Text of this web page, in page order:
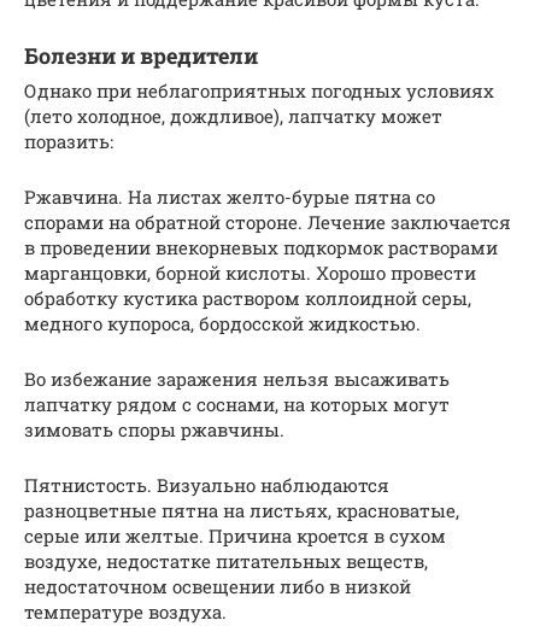
Болезни и вредители
Однако при неблагоприятных погодных условиях
(лето холодное, дождливое), лапчатку может
поразить:
Ржавчина. На листах желто-бурые пятна со
спорами на обратной стороне. Лечение заключается
в проведении внекорневых подкормок растворами
марганцовки, борной кислоты. Хорошо провести
обработку кустика раствором коллоидной серы,
медного купороса, бордосской жидкостью.
Во избежание заражения нельзя высаживать
лапчатку рядом с соснами, на которых могут
зимовать споры ржавчины.
Пятнистость. Визуально наблюдаются
разноцветные пятна на листьях, красноватые,
серые или желтые. Причина кроется в сухом
воздухе, недостатке питательных веществ,
недостаточном освещении либо в низкой
температуре воздуха.